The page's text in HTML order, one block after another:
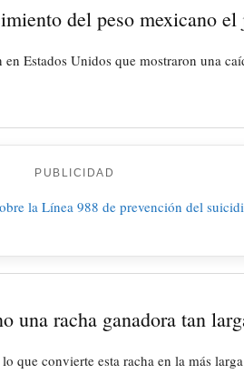
del peso mexicano el
Estados Unidos que mostraron una
PUBLICIDAD
una racha ganadora tan
que convierte esta racha en la más